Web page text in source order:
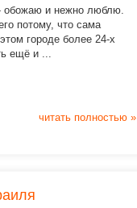
обожаю и нежно люблю.
потому, что сама
городе более 24-х
ещё и ...
читать полностью »